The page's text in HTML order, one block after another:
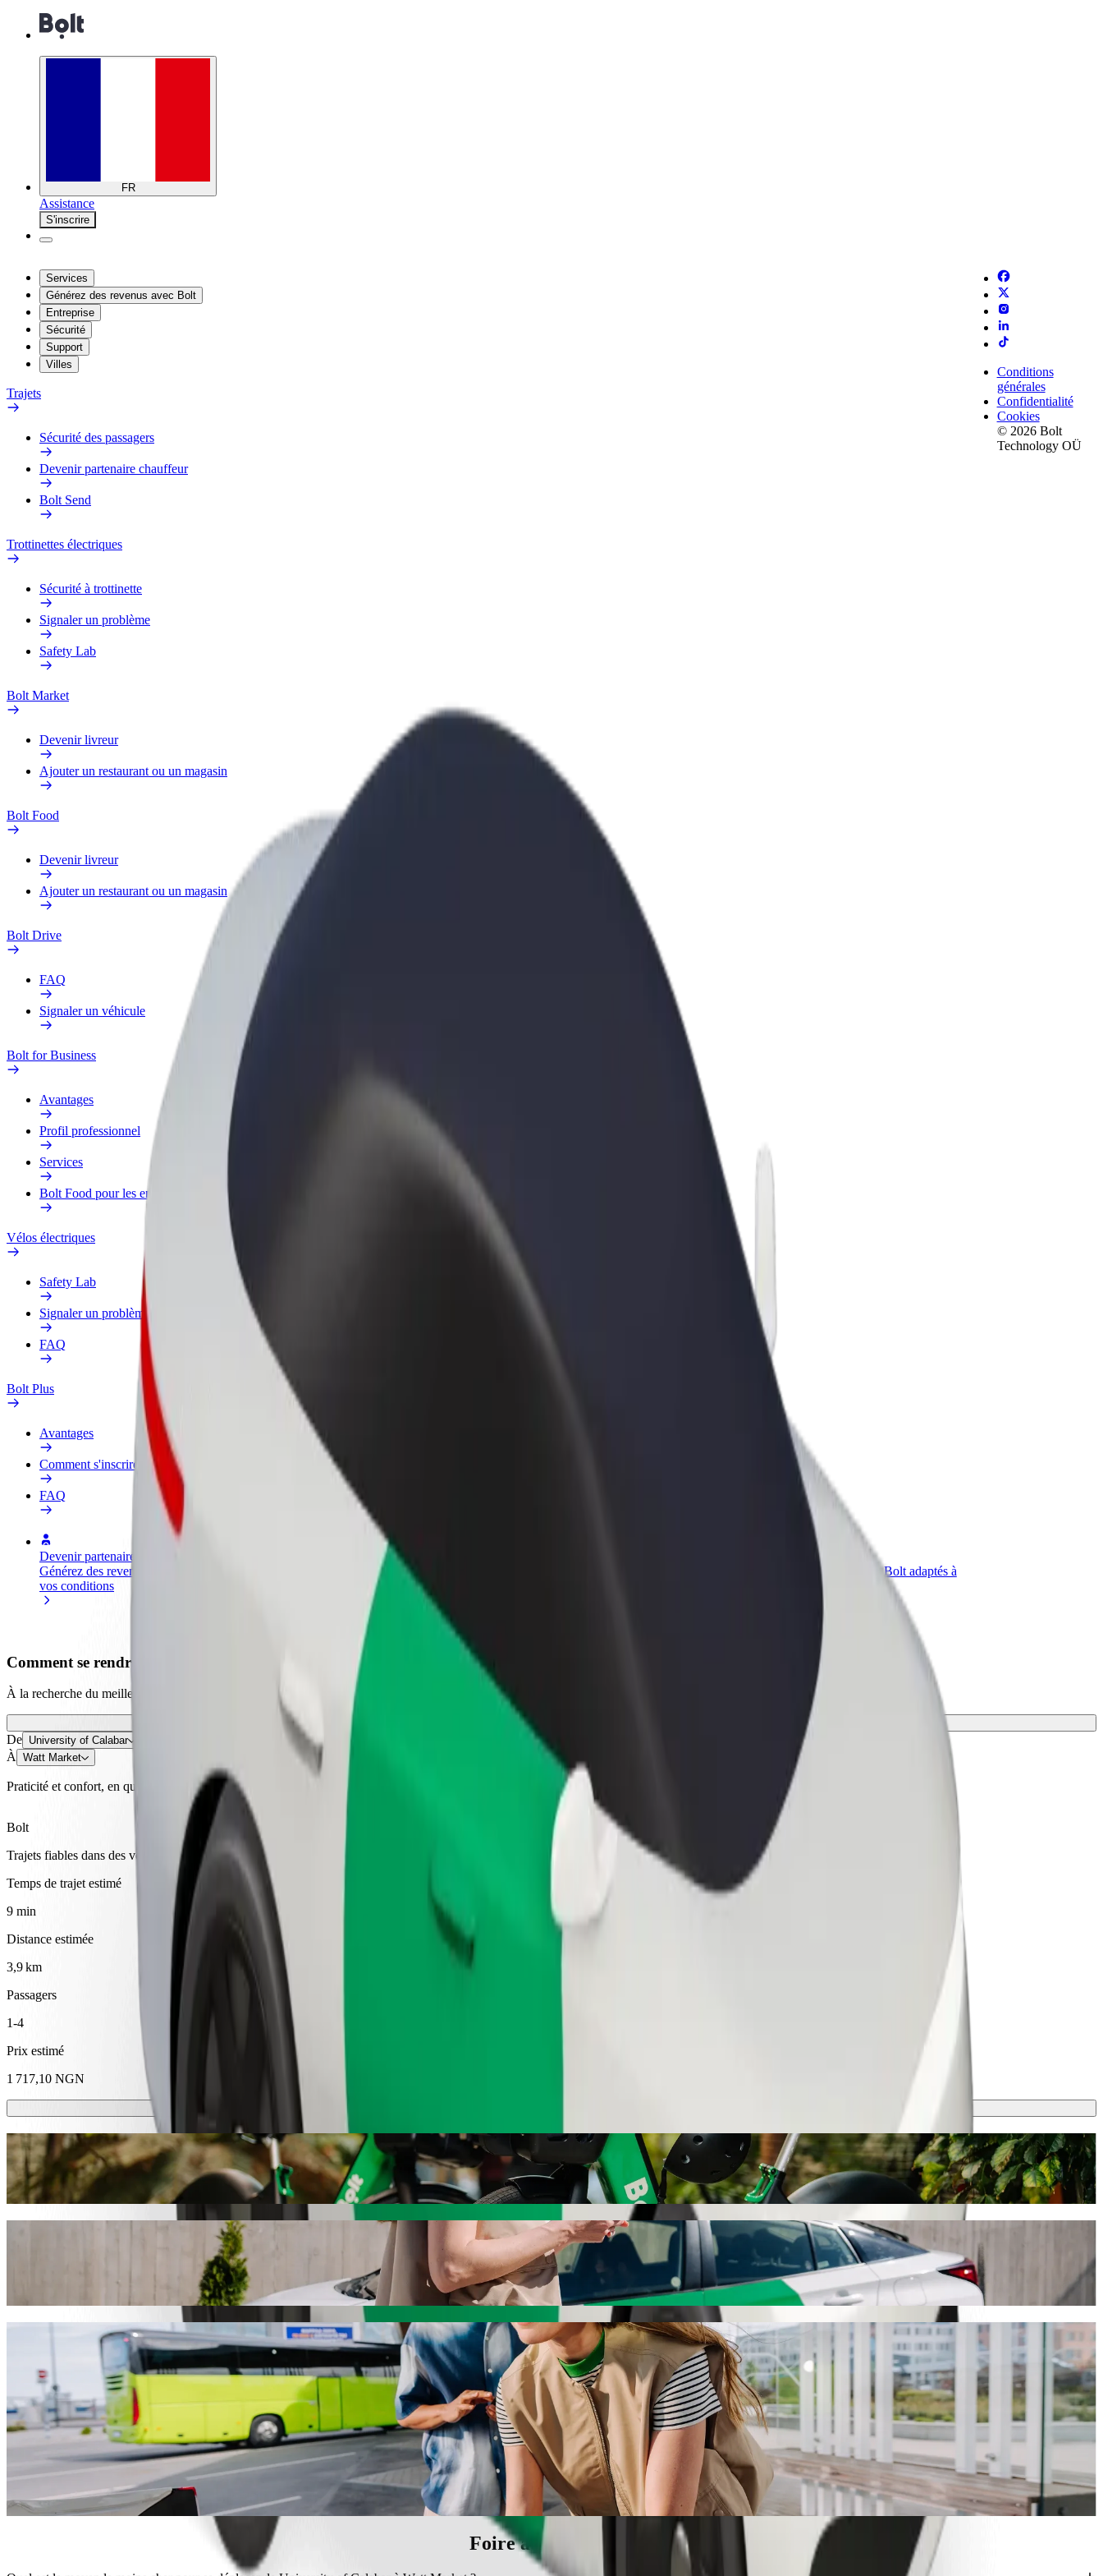
FR
Assistance
S'inscrire
Services
Générez des revenus avec Bolt
Entreprise
Sécurité
Support
Villes
Trajets
Sécurité des passagers
Devenir partenaire chauffeur
Bolt Send
Trottinettes électriques
Sécurité à trottinette
Signaler un problème
Safety Lab
Bolt Market
Devenir livreur
Ajouter un restaurant ou un magasin
Bolt Food
Devenir livreur
Ajouter un restaurant ou un magasin
Bolt Drive
FAQ
Signaler un véhicule
Bolt for Business
Avantages
Profil professionnel
Services
Bolt Food pour les entreprises
Vélos électriques
Safety Lab
Signaler un problème
FAQ
Bolt Plus
Avantages
Comment s'inscrire
FAQ
Devenir partenaire chauffeur
Générez des revenus selon
vos conditions
Livrez des repas et générez des revenus
Ajouter un restaurant ou un
magasin
Atteignez plus de clients et
augmentez vos revenus
Bolt for Business
Produits et services Bolt adaptés à
votre entreprise
Conditions
générales
Confidentialité
Cookies
© 2026 Bolt
Technology OÜ
Comment se rendre de University of Calabar à Watt Market
À la recherche du meilleur trajet entre University of Calabar et Watt Market ? Explorez nos services et trouvez celui qui vous convient le mieux.
Télécharger l'appli
De University of Calabar
À Watt Market
Praticité et confort, en quelques clics !
Bolt
Trajets fiables dans des voitures classiques de taille moyenne.
Temps de trajet estimé
9 min
Distance estimée
3,9 km
Passagers
1-4
Prix estimé
1 717,10 NGN
Trottinette ou vélo électrique
Déplacez-vous à Calabre à trottinette ou à vélo électrique
Télécharger l'appli Bolt
Déplacez-vous de University of Calabar à Watt Market avec le transport avec chauffeur Bolt
Nous vous recommandons de choisir le transport avec chauffeur Bolt si vous recherchez le meilleur prix pour aller à Watt Market. Avec Bolt, ce trajet prendra environ 9 min et coûtera environ 1 717,10 NGN
NGN. Quel que soit votre besoin, nous trouverons le véhicule idéal pour vous.
Services Bolt pour vous déplacer de University of Calabar à Watt Market
Beaucoup de bagages ? Réservez nos Vans pouvant accueillir jusqu'à 6 personnes.
Besoin d'arriver avec élégance ? Essayez les voitures premium de Bolt.
Vous voyagez avec des enfants ? Commandez un trajet pratique dans une voiture équipée d'un siège enfant.
Votre animal de compagnie vous accompagne ? Essayez nos trajets acceptant les animaux.
Besoin d'assistance supplémentaire ? Les véhicules de notre catégorie Assistance sont accessibles aux fauteuils roulants (WAV).
Des trajets abordables ? Profitez de voitures compactes à petits prix avec la catégorie Economy.
Télécharger l'appli Bolt
Foire aux questions